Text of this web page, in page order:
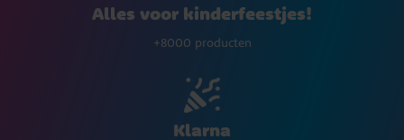
Alles voor kinderfeestjes!
+8000 producten
Klarna